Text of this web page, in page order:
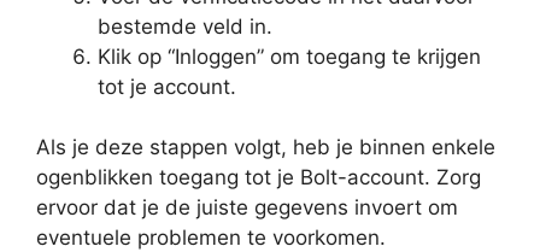
bestemde veld in.
Klik op “Inloggen” om toegang te krijgen
tot je account.
Als je deze stappen volgt, heb je binnen enkele
ogenblikken toegang tot je Bolt-account. Zorg
ervoor dat je de juiste gegevens invoert om
eventuele problemen te voorkomen.